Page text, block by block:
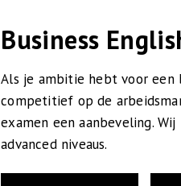
Business
Als je ambitie hebt voor een
competitief op de
examen een aanbeveling.
advanced niveaus.